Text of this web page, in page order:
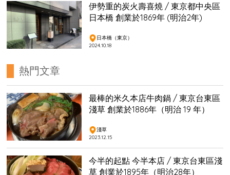
伊勢重的炭火壽喜燒 / 東京都中央區
日本橋 創業於1869年 (明治2年)
日本橋（東京）
2024.10.18
熱門文章
最棒的米久本店牛肉鍋 / 東京台東區
淺草 創業於1886年（明治 19 年）
淺草
2023.12.15
今半的起點 今半本店 / 東京台東區淺
草 創業於1895年（明治28年）